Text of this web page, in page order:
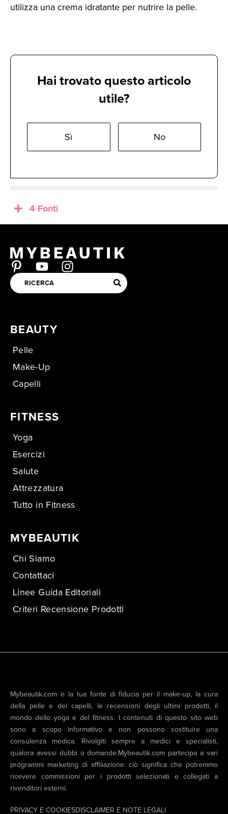
utilizza una crema idratante per nutrire la pelle.
Hai trovato questo articolo
utile?
Sì No
4 Fonti
BEAUTY
Pelle
Make-Up
Capelli
FITNESS
Yoga
Esercizi
Salute
Attrezzatura
Tutto in Fitness
MYBEAUTIK
Chi Siamo
Contattaci
Linee Guida Editoriali
Criteri Recensione Prodotti
Mybeautik.com è la tua fonte di fiducia per il make-up, la cura
della pelle e dei capelli, le recensioni degli ultimi prodotti, il
mondo dello yoga e del fitness. I contenuti di questo sito web
sono a scopo informativo e non possono sostituire una
consulenza medica. Rivolgiti sempre a medici e specialisti,
qualora avessi dubbi o domande.Mybeautik.com partecipa a vari
programmi marketing di affiliazione: ciò significa che potremmo
ricevere commissioni per i prodotti selezionati e collegati a
rivenditori esterni.
PRIVACY E COOKIESDISCLAIMER E NOTE LEGALI